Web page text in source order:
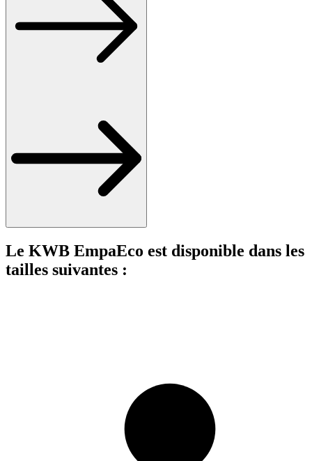
Le KWB EmpaEco est disponible dans les
tailles suivantes :